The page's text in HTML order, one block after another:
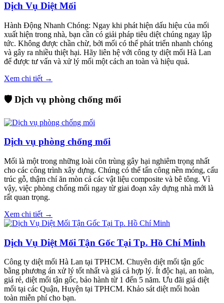
Dịch Vụ Diệt Mối
Hành Động Nhanh Chóng: Ngay khi phát hiện dấu hiệu của mối
xuất hiện trong nhà, bạn cần có giải pháp tiêu diệt chúng ngay lập
tức. Không được chần chừ, bởi mối có thể phát triển nhanh chóng
và gây ra nhiều thiệt hại. Hãy liên hệ với công ty diệt mối Hà Lan
để được tư vấn và xử lý mối một cách an toàn và hiệu quả.
Xem chi tiết →
🛡️ Dịch vụ phòng chống mối
Dịch vụ phòng chống mối
Mối là một trong những loài côn trùng gây hại nghiêm trọng nhất
cho các công trình xây dựng. Chúng có thể tấn công nền móng, cấu
trúc gỗ, thậm chí ăn mòn cả các vật liệu composite và bê tông. Vì
vậy, việc phòng chống mối ngay từ giai đoạn xây dựng nhà mới là
rất quan trọng.
Xem chi tiết →
Dịch Vụ Diệt Mối Tận Gốc Tại Tp. Hồ Chí Minh
Công ty diệt mối Hà Lan tại TPHCM. Chuyên diệt mối tận gốc
bằng phương án xử lý tốt nhất và giá cả hợp lý. Ít độc hại, an toàn,
giá rẻ, diệt mối tận gốc, bảo hành từ 1 đến 5 năm. Ưu đãi giá diệt
mối tại các Quận, Huyện tại TPHCM. Khảo sát diệt mối hoàn
toàn miễn phí cho bạn.